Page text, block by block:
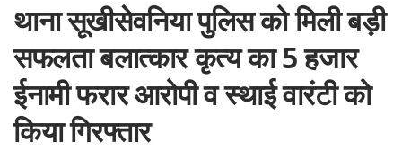
थाना सूखीसेवनिया पुलिस को मिली बड़ी
सफलता बलात्कार कृत्य का 5 हजार
ईनामी फरार आरोपी व स्थाई वारंटी को
किया गिरफ्तार